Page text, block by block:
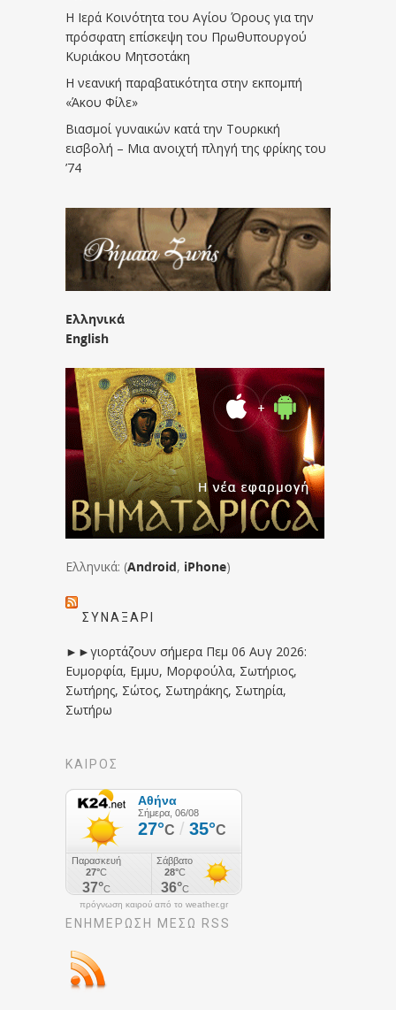
Η Ιερά Κοινότητα του Αγίου Όρους για την
πρόσφατη επίσκεψη του Πρωθυπουργού
Κυριάκου Μητσοτάκη
Η νεανική παραβατικότητα στην εκπομπή
«Άκου Φίλε»
Βιασμοί γυναικών κατά την Τουρκική
εισβολή – Μια ανοιχτή πληγή της φρίκης του
’74
Ελληνικά
English
Ελληνικά: (Android, iPhone)
ΣΥΝΑΞΆΡΙ
►►γιορτάζουν σήμερα Πεμ 06 Αυγ 2026:
Ευμορφία, Εμμυ, Μορφούλα, Σωτήριος,
Σωτήρης, Σώτος, Σωτηράκης, Σωτηρία,
Σωτήρω
ΚΑΙΡΟΣ
πρόγνωση καιρού από το weather.gr
ΕΝΗΜΈΡΩΣΉ ΜΕΣΩ RSS